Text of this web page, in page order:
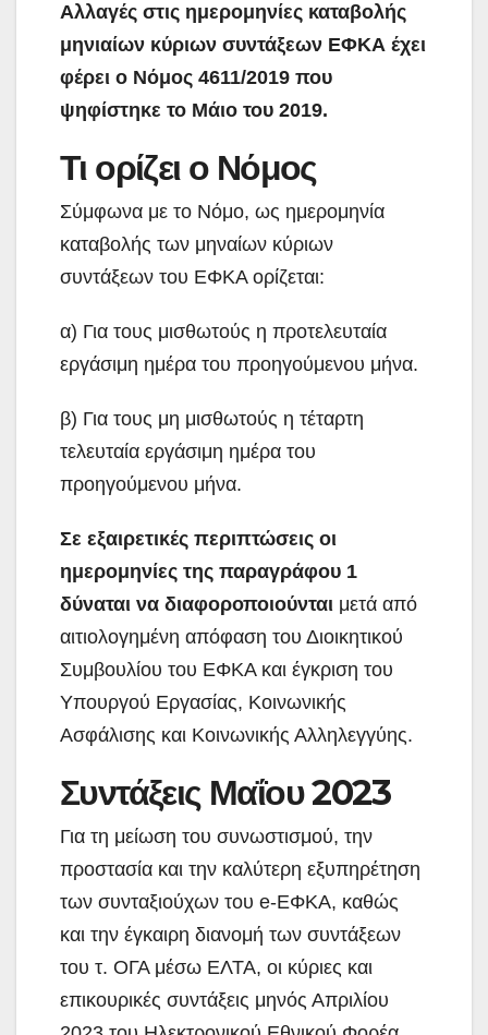
Αλλαγές στις ημερομηνίες καταβολής
μηνιαίων κύριων συντάξεων ΕΦΚΑ έχει
φέρει ο Νόμος 4611/2019 που
ψηφίστηκε το Μάιο του 2019.
Τι ορίζει ο Νόμος
Σύμφωνα με το Νόμο, ως ημερομηνία
καταβολής των μηναίων κύριων
συντάξεων του ΕΦΚΑ ορίζεται:
α) Για τους μισθωτούς η προτελευταία
εργάσιμη ημέρα του προηγούμενου μήνα.
β) Για τους μη μισθωτούς η τέταρτη
τελευταία εργάσιμη ημέρα του
προηγούμενου μήνα.
Σε εξαιρετικές περιπτώσεις οι
ημερομηνίες της παραγράφου 1
δύναται να διαφοροποιούνται μετά από
αιτιολογημένη απόφαση του Διοικητικού
Συμβουλίου του ΕΦΚΑ και έγκριση του
Υπουργού Εργασίας, Κοινωνικής
Ασφάλισης και Κοινωνικής Αλληλεγγύης.
Συντάξεις Μαΐου 2023
Για τη μείωση του συνωστισμού, την
προστασία και την καλύτερη εξυπηρέτηση
των συνταξιούχων του e-ΕΦΚΑ, καθώς
και την έγκαιρη διανομή των συντάξεων
του τ. ΟΓΑ μέσω ΕΛΤΑ, οι κύριες και
επικουρικές συντάξεις μηνός Απριλίου